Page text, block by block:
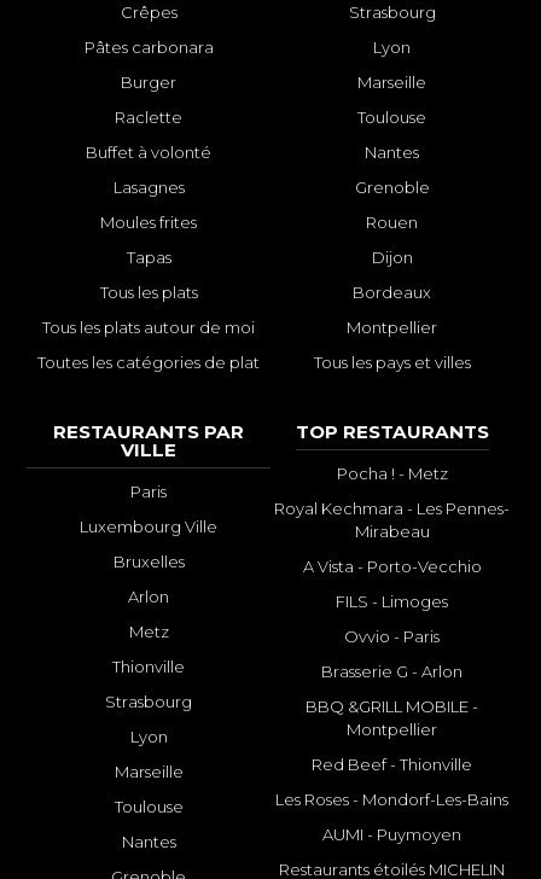
Crêpes
Pâtes carbonara
Burger
Raclette
Buffet à volonté
Lasagnes
Moules frites
Tapas
Tous les plats
Tous les plats autour de moi
Toutes les catégories de plat
Strasbourg
Lyon
Marseille
Toulouse
Nantes
Grenoble
Rouen
Dijon
Bordeaux
Montpellier
Tous les pays et villes
RESTAURANTS PAR
VILLE
Paris
Luxembourg Ville
Bruxelles
Arlon
Metz
Thionville
Strasbourg
Lyon
Marseille
Toulouse
Nantes
TOP RESTAURANTS
Pocha ! - Metz
Royal Kechmara - Les Pennes-
Mirabeau
A Vista - Porto-Vecchio
FILS - Limoges
Ovvio - Paris
Brasserie G - Arlon
BBQ &GRILL MOBILE -
Montpellier
Red Beef - Thionville
Les Roses - Mondorf-Les-Bains
AUMI - Puymoyen
Restaurants étoilés MICHELIN